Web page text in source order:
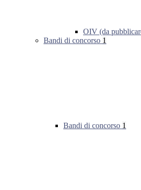
OIV (da
Bandi di concorso 1
Bandi di concorso 1